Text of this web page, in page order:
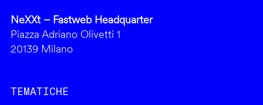
NeXXt – Fastweb Headquarter
Piazza Adriano Olivetti 1
20139 Milano
TEMATICHE